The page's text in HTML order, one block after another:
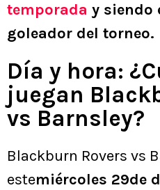
temporada y siendo
goleador del torneo.
Día y hora:
juegan
vs Barnsley?
Blackburn Rovers vs
estemiércoles 29de